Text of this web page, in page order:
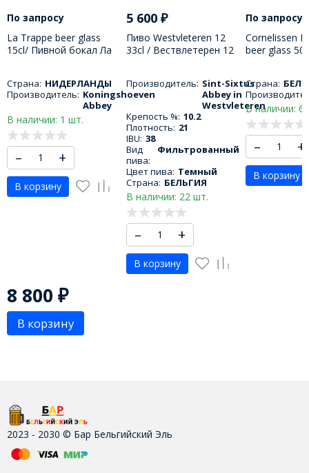
По запросу
La Trappe beer glass
15cl/ Пивной бокал Ла
Страна: НИДЕРЛАНДЫ
Производитель: Koningshoeven
Abbey
В наличии: 1 шт.
– +
В корзину
5 600 ₽
Пиво Westvleteren 12
33cl / Вествлетерен 12
Производитель: Sint-Sixtus
Abbey in
Westvleteren
Крепость %: 10.2
Плотность: 21
IBU: 38
Вид
пива:
Фильтрованный
Цвет пива: Темный
Страна: БЕЛЬГИЯ
В наличии: 22 шт.
– +
В корзину
По запросу
Cornelissen
beer glass
Страна:
В наличии: 6
– +
В корзину
8 800 ₽
В корзину
2023 - 2030 © Бар Бельгийский Эль